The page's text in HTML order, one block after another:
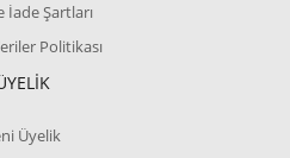
İade Şartları
Politikası
Üyelik